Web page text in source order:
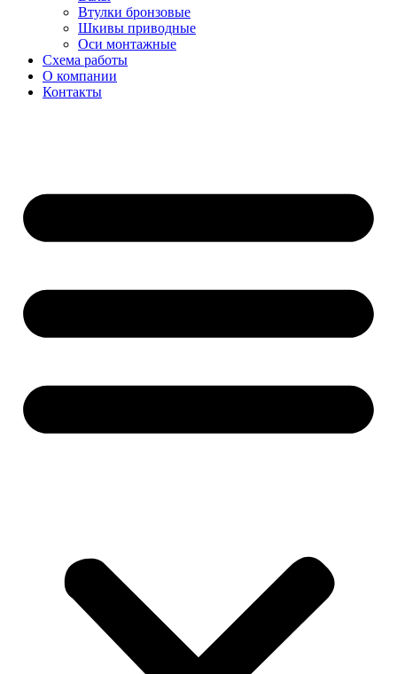
Втулки бронзовые
Шкивы приводные
Оси монтажные
Схема работы
О компании
Контакты